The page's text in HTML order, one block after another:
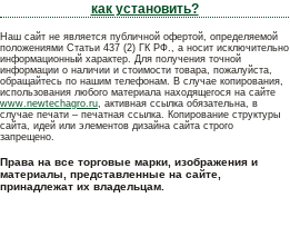
как установить?
Наш сайт не является публичной офертой, определяемой
положениями Статьи 437 (2) ГК РФ., а носит исключительно
информационный характер. Для получения точной
информации о наличии и стоимости товара, пожалуйста,
обращайтесь по нашим телефонам. В случае копирования,
использования любого материала находящегося на сайте
www.newtechagro.ru, активная ссылка обязательна, в
случае печати – печатная ссылка. Копирование структуры
сайта, идей или элементов дизайна сайта строго
запрещено.
Права на все торговые марки, изображения и
материалы, представленные на сайте,
принадлежат их владельцам.